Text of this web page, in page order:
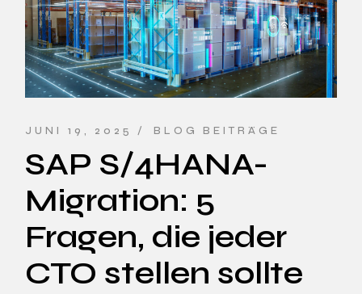
JUNI 19, 2025 BLOG BEITRÄGE
SAP S/4HANA-
Migration: 5
Fragen, die jeder
CTO stellen sollte